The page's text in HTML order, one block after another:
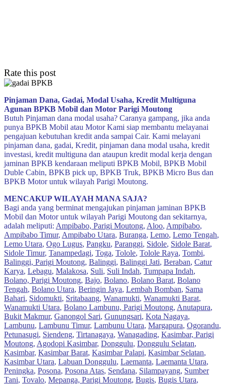
Rate this post
Pinjaman Dana, Gadai, Modal Usaha, Kredit Multiguna
Agunan BPKB Mobil dan Motor Parigi Moutong
Butuh Pinjaman dana modal usaha? Caranya gampang, jika anda
punya BPKB Mobil atau Motor Kami siap membantu melayanai
pengajuan kebutuhan kredit anda sampai Cair. Kami melayani
pinjaman dana, gadai, Kredit, pinjaman dana modal usaha, kredit
investasi, kredit multiguna dan ataupun kredit modal kerja dengan
jaminan BPKB kendaraan meliputi BPKB Mobil, BPKB Mobil
Duble Cabin, BPKB pick up, BPKB Truk, BPKB Micro Bus dan
BPKB Motor untuk wilayah Parigi Moutong.
MENCAKUP WILAYAH MANA SAJA?
Bagi anda yang berminat mengajukan pinjaman jaminan BPKB
Mobil dan Motor untuk wilayah Parigi Moutong dan sekitarnya,
adalah meliputi: Ampibabo, Parigi Moutong, Aloo, Ampibabo,
Ampibabo Timur, Ampibabo Utara, Buranga, Lemo, Lemo Tengah,
Lemo Utara, Ogo Lugus, Pangku, Paranggi, Sidole, Sidole Barat,
Sidole Timur, Tanampedagi, Toga, Tolole, Tolole Raya, Tombi,
Balinggi, Parigi Moutong, Balinggi, Balinggi Jati, Beraban, Catur
Karya, Lebagu, Malakosa, Suli, Suli Indah, Tumpapa Indah,
Bolano, Parigi Moutong, Bajo, Bolano, Bolano Barat, Bolano
Tengah, Bolano Utara, Beringin Jaya, Lembah Bomban, Sama
Bahari, Sidomukti, Sritabaang, Wanamukti, Wanamukti Barat,
Wanamukti Utara, Bolano Lambunu, Parigi Moutong, Anutapura,
Bukit Makmur, Ganongol Sari, Gunungsari, Kota Nagaya,
Lambunu, Lambunu Timur, Lambunu Utara, Margapura, Ogorandu,
Petunasugi, Siendeng, Tirtanagaya, Wanagading, Kasimbar, Parigi
Moutong, Agodopi Kasimbar, Donggulu, Donggulu Selatan,
Kasimbar, Kasimbar Barat, Kasimbar Palapi, Kasimbar Selatan,
Kasimbar Utara, Labuan Donggulu, Laemanta, Laemanta Utara,
Peningka, Posona, Posona Atas, Sendana, Silampayang, Sumber
Tani, Tovalo, Mepanga, Parigi Moutong, Bugis, Bugis Utara,